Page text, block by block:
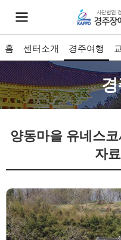
홈 센터소개 경주여행
경
양동마을 유네스
자